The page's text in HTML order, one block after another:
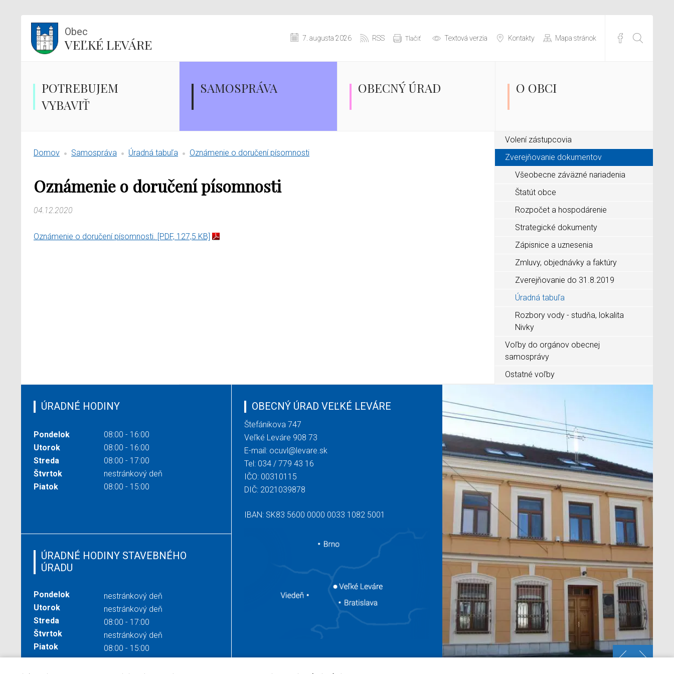
Obec
VEĽKÉ LEVÁRE 7. augusta 2026 RSS Tlačiť Textová verzia Kontakty Mapa stránok
POTREBUJEM
VYBAVIŤ
SAMOSPRÁVA OBECNÝ ÚRAD O OBCI
Domov Samospráva Úradná tabuľa Oznámenie o doručení písomnosti
Oznámenie o doručení písomnosti
04.12.2020
Oznámenie o doručení písomnosti. [PDF, 127,5 KB]
Volení zástupcovia
Zverejňovanie dokumentov
Všeobecne záväzné nariadenia
Štatút obce
Rozpočet a hospodárenie
Strategické dokumenty
Zápisnice a uznesenia
Zmluvy, objednávky a faktúry
Zverejňovanie do 31.8.2019
Úradná tabuľa
Rozbory vody - studňa, lokalita
Nivky
Voľby do orgánov obecnej
samosprávy
Ostatné voľby
ÚRADNÉ HODINY
Pondelok
08:00 - 16:00
Utorok
08:00 - 16:00
Streda
08:00 - 17:00
Štvrtok
nestránkový deň
Piatok
08:00 - 15:00
ÚRADNÉ HODINY STAVEBNÉHO
ÚRADU
Pondelok
nestránkový deň
Utorok
nestránkový deň
Streda
08:00 - 17:00
Štvrtok
nestránkový deň
Piatok
08:00 - 15:00
OBECNÝ ÚRAD VEĽKÉ LEVÁRE
Štefánikova 747
Veľké Leváre 908 73
E-mail: ocuvl@levare.sk
Tel: 034 / 779 43 16
IČO: 00310115
DIČ: 2021039878
IBAN: SK83 5600 0000 0033 1082 5001